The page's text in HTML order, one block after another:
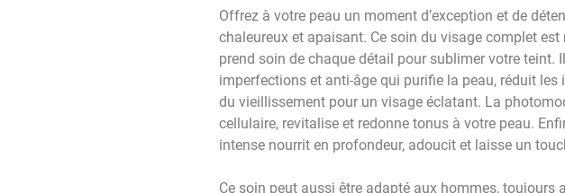
Offrez à votre peau un moment d’exception et de
chaleureux et apaisant. Ce soin du visage complet est
prend soin de chaque détail pour sublimer votre teint.
imperfections et anti-âge qui purifie la peau, réduit
du vieillissement pour un visage éclatant. La
cellulaire, revitalise et redonne tonus à votre peau.
intense nourrit en profondeur, adoucit et laisse un
Ce soin peut aussi être adapté aux hommes, toujours